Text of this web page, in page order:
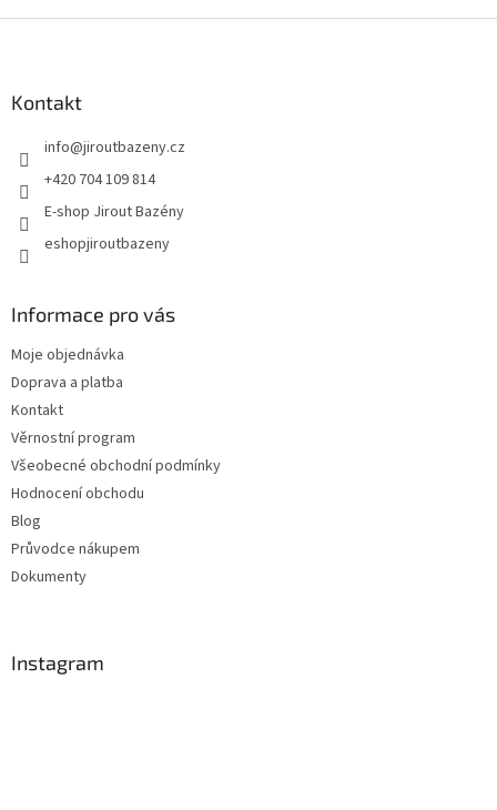
Kontakt
info@jiroutbazeny.cz
+420 704 109 814
E-shop Jirout Bazény
eshopjiroutbazeny
Informace pro vás
Moje objednávka
Doprava a platba
Kontakt
Věrnostní program
Všeobecné obchodní podmínky
Hodnocení obchodu
Blog
Průvodce nákupem
Dokumenty
Instagram